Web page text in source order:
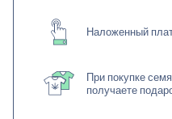
Наложенный
При покупке
получаете